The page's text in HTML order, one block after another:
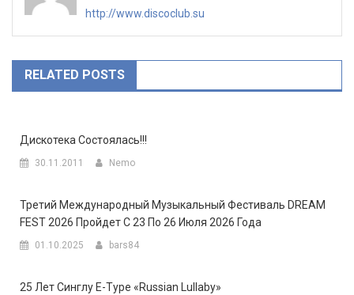
http://www.discoclub.su
RELATED POSTS
Дискотека Состоялась!!!
30.11.2011 Nemo
Третий Международный Музыкальный Фестиваль DREAM
FEST 2026 Пройдет С 23 По 26 Июля 2026 Года
01.10.2025 bars84
25 Лет Синглу E-Type «Russian Lullaby»